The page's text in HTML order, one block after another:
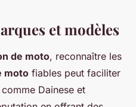
et modèles
de moto, reconnaître les
moto fiables peut faciliter
Dainese et